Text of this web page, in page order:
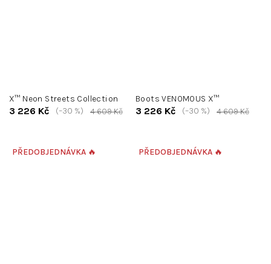
X™ Neon Streets Collection
3 226 Kč 4 609 Kč
(–30 %)
Boots VENOMOUS X™
3 226 Kč 4 609 Kč
(–30 %)
PŘEDOBJEDNÁVKA 🔥 PŘEDOBJEDNÁVKA 🔥